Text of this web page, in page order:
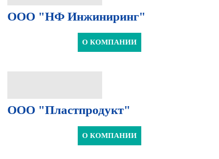
ООО "НФ Инжиниринг"
О КОМПАНИИ
ООО "Пластпродукт"
О КОМПАНИИ